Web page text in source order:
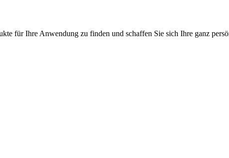
für Ihre Anwendung zu finden und schaffen Sie sich Ihre ganz